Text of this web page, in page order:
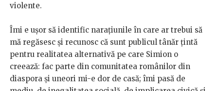
violente.
Îmi e ușor să identific narațiunile în care ar trebui să
mă regăsesc și recunosc că sunt publicul tânăr țintă
pentru realitatea alternativă pe care Simion o
creează: fac parte din comunitatea românilor din
diaspora și uneori mi-e dor de casă; îmi pasă de